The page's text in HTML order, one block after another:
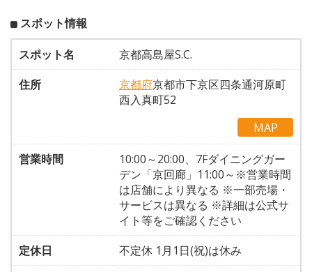
スポット情報
スポット名
京都高島屋S.C.
住所
京都府京都市下京区四条通河原町
西入真町52
MAP
営業時間
10:00～20:00、7Fダイニングガー
デン「京回廊」11:00～※営業時間
は店舗により異なる ※一部売場・
サービスは異なる ※詳細は公式サ
イト等をご確認ください
定休日
不定休 1月1日(祝)は休み